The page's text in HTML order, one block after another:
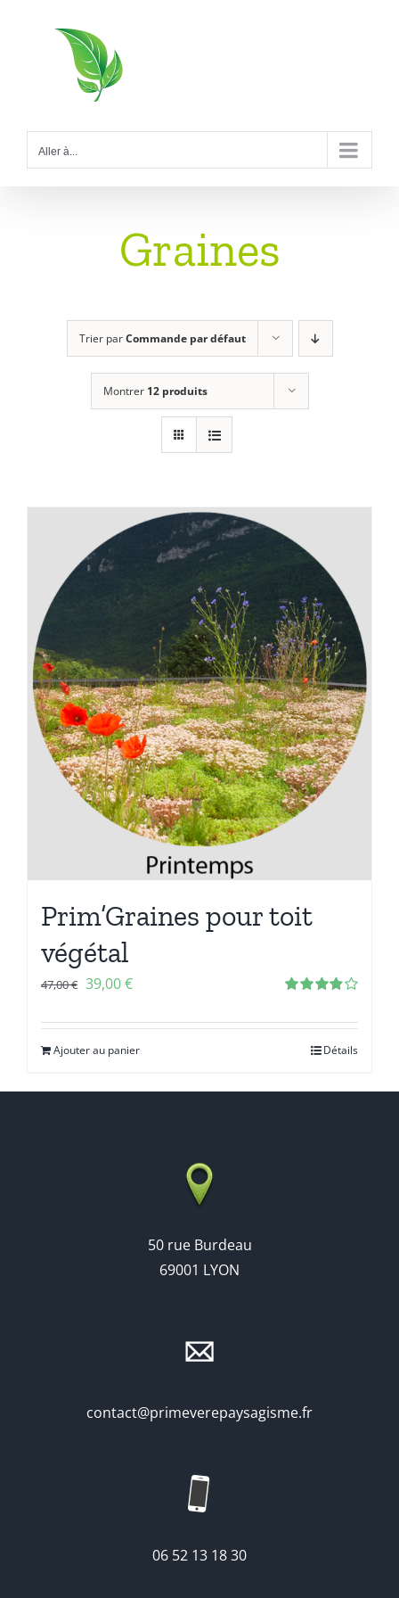
Aller à...
Graines
Trier parCommande par défaut
Montrer 12 produits
Prim’Graines pour toit
végétal
sur 5
47,00€ 39,00€
Ajouter au panier Détails
50 rue Burdeau
69001 LYON
contact@primeverepaysagisme.fr
06 52 13 18 30